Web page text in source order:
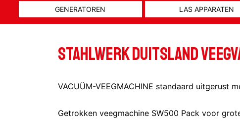
GENERATOREN LAS APPARATEN
STAHLWERK DUITSLAND
VACUÜM-VEEGMACHINE standaard uitgerust
Getrokken veegmachine SW500 Pack voor